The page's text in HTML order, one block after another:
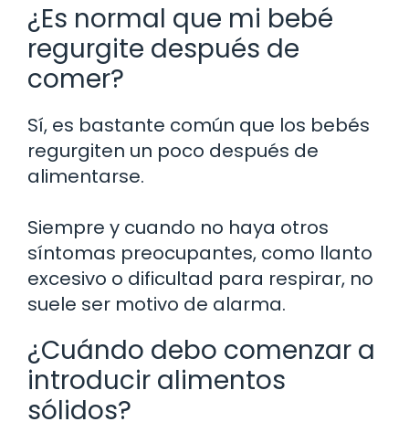
¿Es normal que mi bebé
regurgite después de
comer?
Sí, es bastante común que los bebés
regurgiten un poco después de
alimentarse.
Siempre y cuando no haya otros
síntomas preocupantes, como llanto
excesivo o dificultad para respirar, no
suele ser motivo de alarma.
¿Cuándo debo comenzar a
introducir alimentos
sólidos?